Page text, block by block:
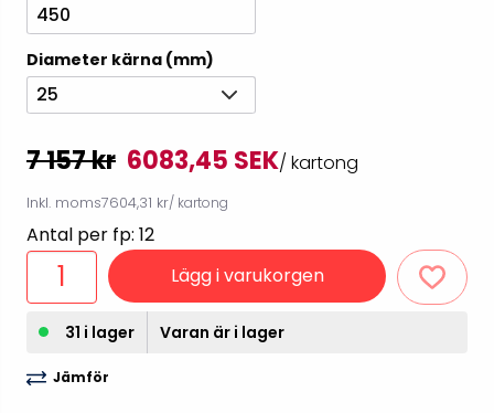
450
Diameter kärna (mm)
25
7 157 kr 6083,45 SEK/ kartong
Inkl. moms7604,31 kr/ kartong
Antal per fp: 12
Lägg i varukorgen
31 i lager Varan är i lager
Jämför